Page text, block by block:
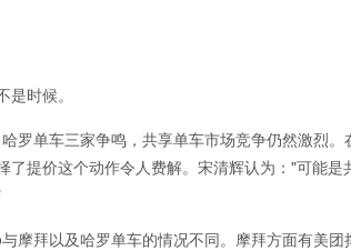
时候。
罗单车三家争鸣，共享单车市场竞争仍然激烈
了提价这个动作令人费解。宋清辉认为："可能
摩拜以及哈罗单车的情况不同。摩拜方面有美